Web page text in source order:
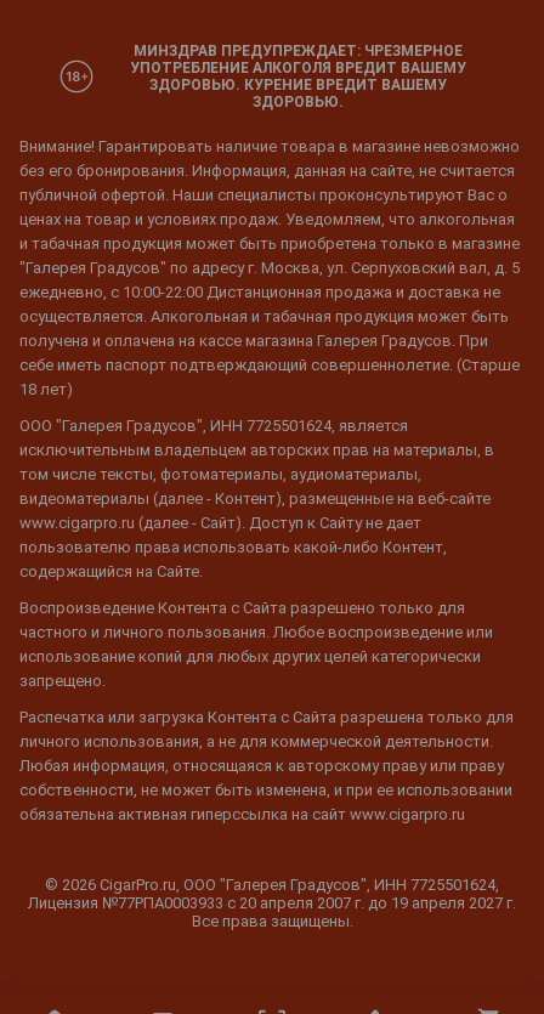
МИНЗДРАВ ПРЕДУПРЕЖДАЕТ: ЧРЕЗМЕРНОЕ
УПОТРЕБЛЕНИЕ АЛКОГОЛЯ ВРЕДИТ ВАШЕМУ
ЗДОРОВЬЮ. КУРЕНИЕ ВРЕДИТ ВАШЕМУ
ЗДОРОВЬЮ.
Внимание! Гарантировать наличие товара в магазине невозможно
без его бронирования. Информация, данная на сайте, не считается
публичной офертой. Наши специалисты проконсультируют Вас о
ценах на товар и условиях продаж. Уведомляем, что алкогольная
и табачная продукция может быть приобретена только в магазине
"Галерея Градусов" по адресу г. Москва, ул. Серпуховский вал, д. 5
ежедневно, с 10:00-22:00 Дистанционная продажа и доставка не
осуществляется. Алкогольная и табачная продукция может быть
получена и оплачена на кассе магазина Галерея Градусов. При
себе иметь паспорт подтверждающий совершеннолетие. (Старше
18 лет)
ООО "Галерея Градусов", ИНН 7725501624, является
исключительным владельцем авторских прав на материалы, в
том числе тексты, фотоматериалы, аудиоматериалы,
видеоматериалы (далее - Контент), размещенные на веб-сайте
www.cigarpro.ru (далее - Сайт). Доступ к Сайту не дает
пользователю права использовать какой-либо Контент,
содержащийся на Сайте.
Воспроизведение Контента с Сайта разрешено только для
частного и личного пользования. Любое воспроизведение или
использование копий для любых других целей категорически
запрещено.
Распечатка или загрузка Контента с Сайта разрешена только для
личного использования, а не для коммерческой деятельности.
Любая информация, относящаяся к авторскому праву или праву
собственности, не может быть изменена, и при ее использовании
обязательна активная гиперссылка на сайт www.cigarpro.ru
© 2026 CigarPro.ru, ООО "Галерея Градусов", ИНН 7725501624,
Лицензия №77РПА0003933 c 20 апреля 2007 г. до 19 апреля 2027 г.
Все права защищены.